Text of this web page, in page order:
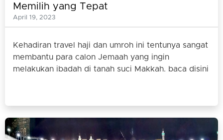
Memilih yang Tepat
April 19, 2023
Kehadiran travel haji dan umroh ini tentunya sangat
membantu para calon Jemaah yang ingin
melakukan ibadah di tanah suci Makkah. baca disini